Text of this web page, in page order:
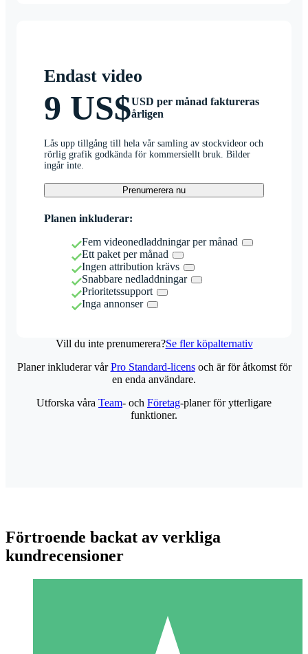
Endast video
9 US$USD per månad faktureras
årligen
Lås upp tillgång till hela vår samling av stockvideor och
rörlig grafik godkända för kommersiellt bruk. Bilder
ingår inte.
Prenumerera nu
Planen inkluderar:
Fem videonedladdningar per månad
Ett paket per månad
Ingen attribution krävs
Snabbare nedladdningar
Prioritetssupport
Inga annonser
Vill du inte prenumerera?Se fler köpalternativ
Planer inkluderar vårPro Standard-licensoch är för åtkomst för
en enda användare.
Utforska våra Team- och Företag-planer för ytterligare
funktioner.
Förtroende backat av verkliga
kundrecensioner